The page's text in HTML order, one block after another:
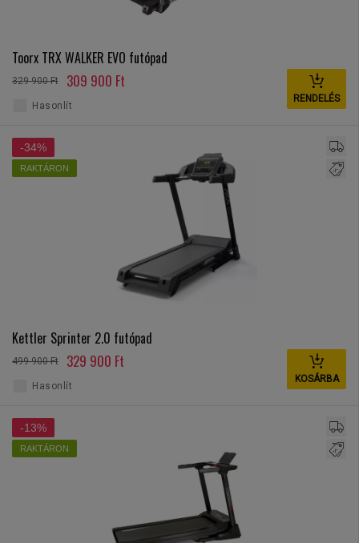
Toorx TRX WALKER EVO futópad
329 900 Ft 309 900 Ft
RENDELÉS
Hasonlít
-34%
RAKTÁRON
Kettler Sprinter 2.0 futópad
499 900 Ft 329 900 Ft
KOSÁRBA
Hasonlít
-13%
RAKTÁRON